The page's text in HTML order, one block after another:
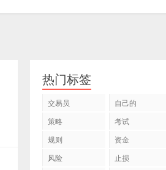
热门标签
交易员 自己的
策略
考试
规则
资金
风险
止损